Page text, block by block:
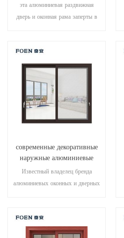
эта алюминиевая раздвижная
дверь и оконная рама заперты в
характеристики превосходны.
различные типы дверей для
архитектурных потребностей
современные декоративные
наружные алюминиевые
раздвижные двери
Известный владелец бренда
алюминиевых оконных и дверных